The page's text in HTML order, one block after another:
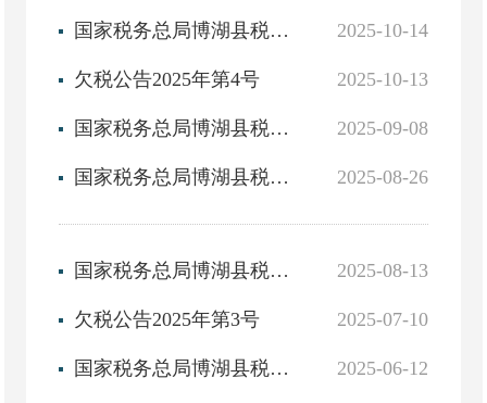
2025-10-14
国家税务总局博湖县税务局2025年9月非正常户公告
2025-10-13
欠税公告2025年第4号
2025-09-08
国家税务总局博湖县税务局2025年8月非正常户公告
2025-08-26
国家税务总局博湖县税务局机构职能
2025-08-13
国家税务总局博湖县税务局2025年7月非正常户公告
2025-07-10
欠税公告2025年第3号
2025-06-12
国家税务总局博湖县税务局2025年5月非正常户公告